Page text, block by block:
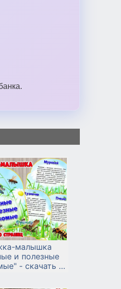
малышка
и полезные
- скачать и